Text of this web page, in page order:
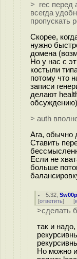
> rec перед
всегда
пропускать
Скорее,
нужно
домена
Но у нас с
костыли
потому что
записи
делают
> auth
Ага, обычно
Ставить
Если не
больше
5.32 ,
[ответить] [
>сделать
так и
Но можно